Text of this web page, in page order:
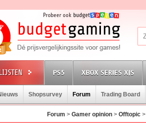
PS5 XBOX SERIES X|S
Shopsurvey Forum Trading Board
Forum > Gamer opinion> Offtopic>